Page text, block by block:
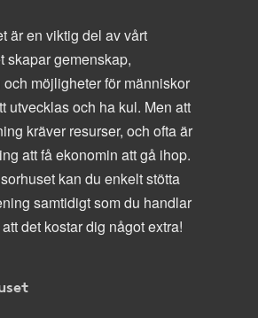
är en viktig del av vårt
skapar gemenskap,
möjligheter för människor
utvecklas och ha kul. Men att
kräver resurser, och ofta är
att få ekonomin att gå ihop.
kan du enkelt stötta
samtidigt som du handlar
det kostar dig något extra!